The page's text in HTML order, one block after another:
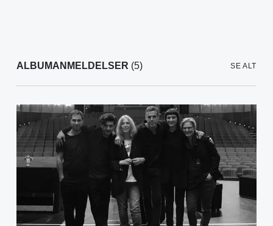
ALBUMANMELDELSER (5) SE ALT